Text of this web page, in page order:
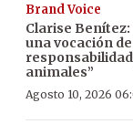
Brand Voice
Clarise
una vocación
animales”
Agosto 10, 2026